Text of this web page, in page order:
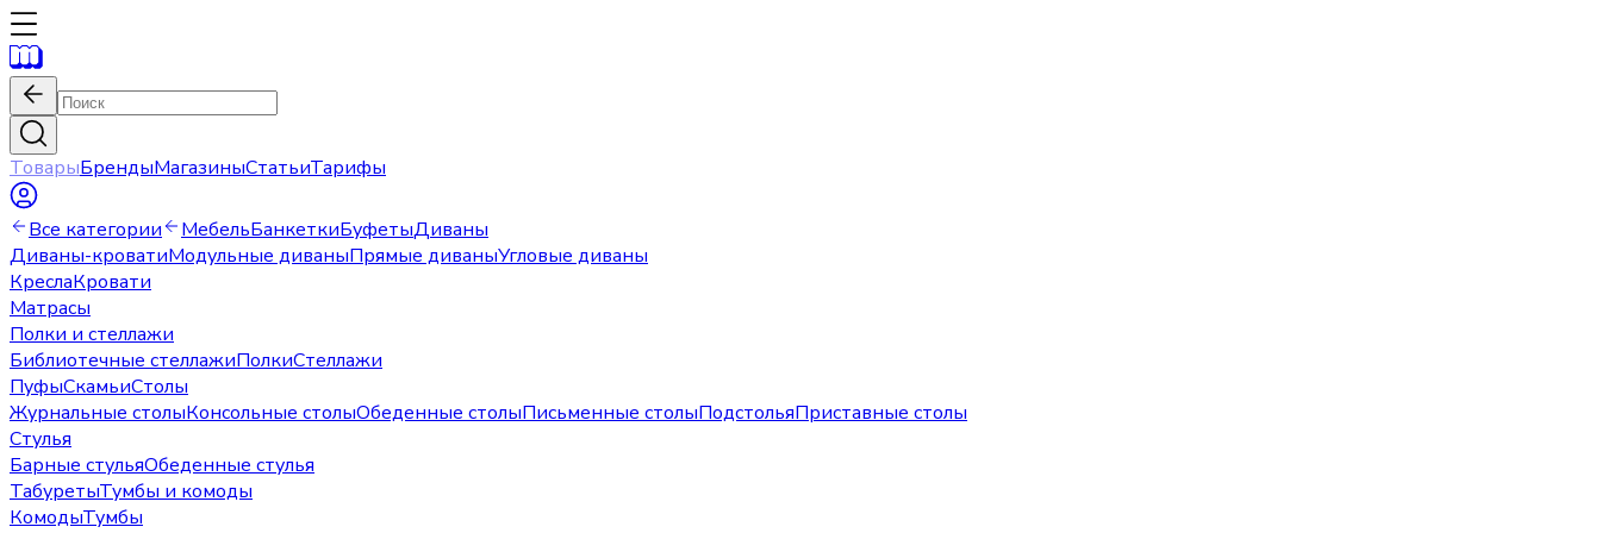
ТоварыБрендыМагазиныСтатьиТарифы
Все категории МебельБанкеткиБуфетыДиваны
Диваны-кроватиМодульные диваныПрямые диваныУгловые диваны
КреслаКровати
Матрасы
Полки и стеллажи
Библиотечные стеллажиПолкиСтеллажи
ПуфыСкамьиСтолы
Журнальные столыКонсольные столыОбеденные столыПисьменные столыПодстольяПриставные столы
Стулья
Барные стульяОбеденные стулья
ТабуретыТумбы и комоды
КомодыТумбы